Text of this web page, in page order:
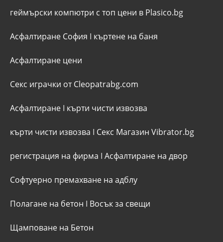
геймърски компютри с топ цени в Plasico.bg
Асфалтиране София I къртене на баня
Асфалтиране цени
Секс играчки от Cleopatrabg.com
Асфалтиране I кърти чисти извозва
кърти чисти извозва I Секс Магазин Vibrator.bg
регистрация на фирма I Асфалтиране на двор
Софтуерно премахване на адблу
Полагане на бетон I Восък за свещи
Щамповане на Бетон